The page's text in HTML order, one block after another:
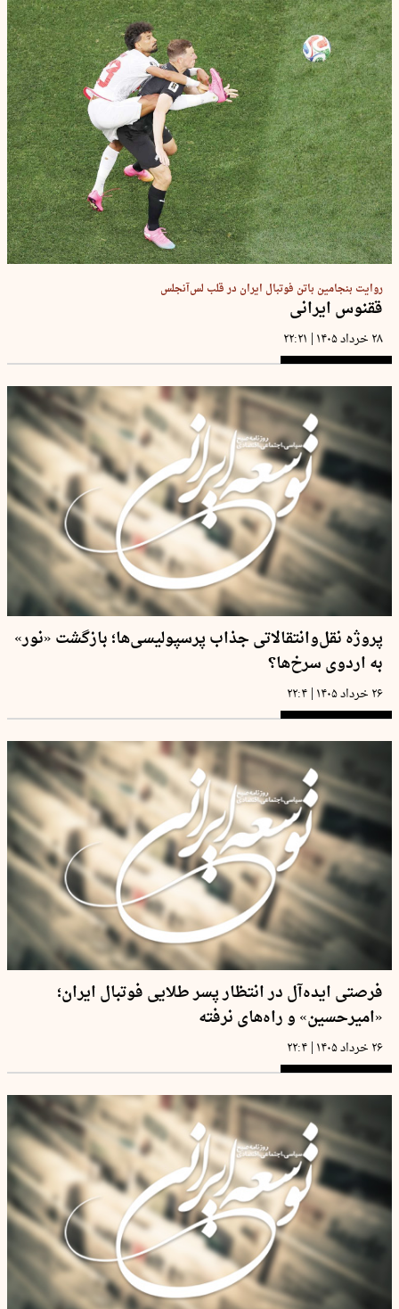
روایت بنجامین باتن فوتبال ایران در قلب لس‌آنجلس
ققنوس ایرانی
۲۸ خرداد ۱۴۰۵ | ۲۲:۲۱
پروژه نقل‌وانتقالاتی جذاب پرسپولیسی‌ها؛ بازگشت «نور»
به اردوی سرخ‌ها؟
۲۶ خرداد ۱۴۰۵ | ۲۲:۴
فرصتی ایده‌آل در انتظار پسر طلایی فوتبال ایران؛
«امیرحسین» و راه‌های نرفته
۲۶ خرداد ۱۴۰۵ | ۲۲:۴